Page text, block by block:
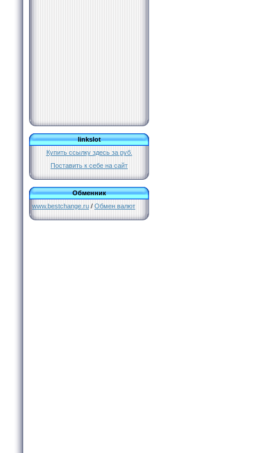
linkslot
Купить ссылку здесь за руб.
Поставить к себе на сайт
Обменник
www.bestchange.ru / Обмен валют